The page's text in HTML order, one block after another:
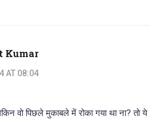
Kumar
AT 08:04
वो पिछले मुकाबले में रोका गया था ना? तो ये